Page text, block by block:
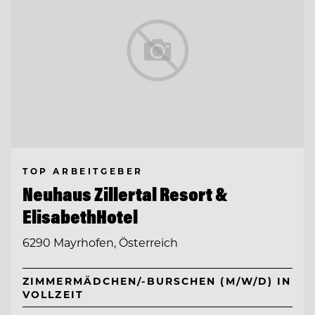
TOP ARBEITGEBER
Neuhaus Zillertal Resort &
ElisabethHotel
6290 Mayrhofen, Österreich
ZIMMERMÄDCHEN/-BURSCHEN (M/W/D) IN
VOLLZEIT